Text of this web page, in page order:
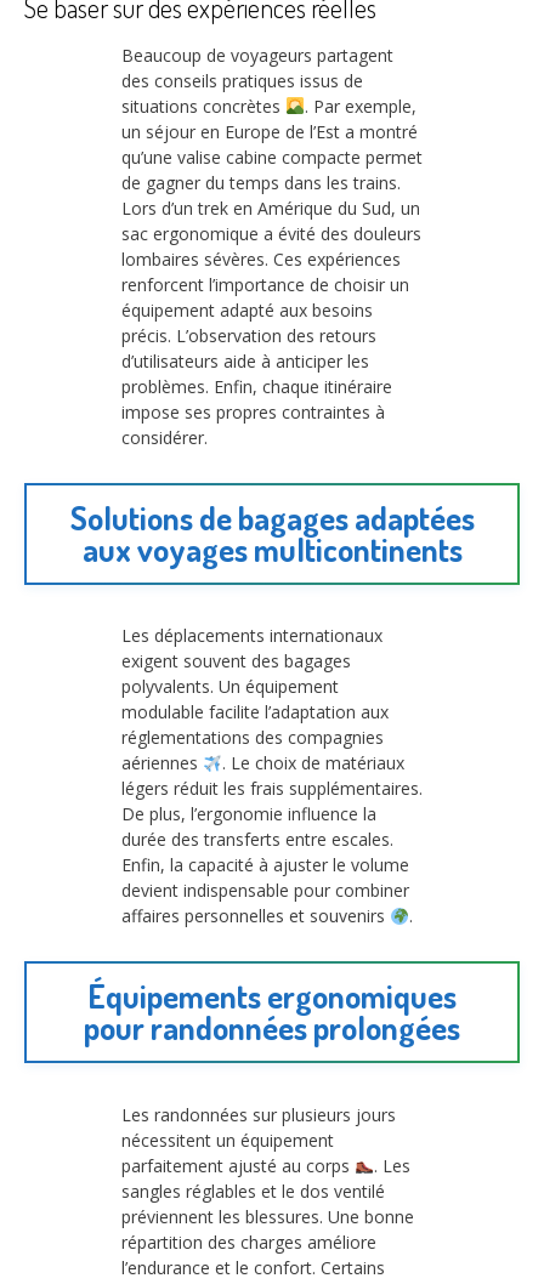
Se baser sur des expériences réelles
Beaucoup de voyageurs partagent
des conseils pratiques issus de
situations concrètes
. Par exemple,
un séjour en Europe de l’Est a montré
qu’une valise cabine compacte permet
de gagner du temps dans les trains.
Lors d’un trek en Amérique du Sud, un
sac ergonomique a évité des douleurs
lombaires sévères. Ces expériences
renforcent l’importance de choisir un
équipement adapté aux besoins
précis. L’observation des retours
d’utilisateurs aide à anticiper les
problèmes. Enfin, chaque itinéraire
impose ses propres contraintes à
considérer.
Solutions de bagages adaptées
aux voyages multicontinents
Les déplacements internationaux
exigent souvent des bagages
polyvalents. Un équipement
modulable facilite l’adaptation aux
réglementations des compagnies
aériennes
. Le choix de matériaux
légers réduit les frais supplémentaires.
De plus, l’ergonomie influence la
durée des transferts entre escales.
Enfin, la capacité à ajuster le volume
devient indispensable pour combiner
affaires personnelles et souvenirs
.
Équipements ergonomiques
pour randonnées prolongées
Les randonnées sur plusieurs jours
nécessitent un équipement
parfaitement ajusté au corps
. Les
sangles réglables et le dos ventilé
préviennent les blessures. Une bonne
répartition des charges améliore
l’endurance et le confort. Certains